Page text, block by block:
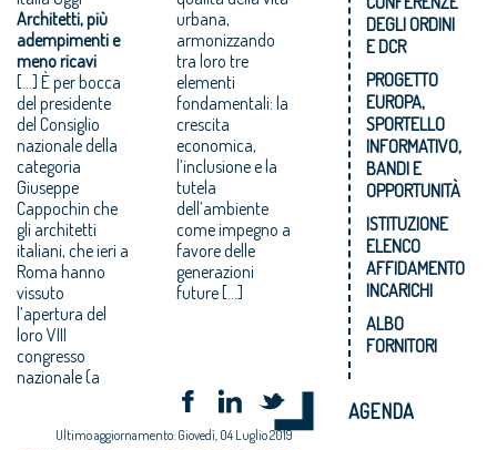
Architetti, più
adempimenti e
meno ricavi
[…] È per bocca
del presidente
del Consiglio
nazionale della
categoria
Giuseppe
Cappochin che
gli architetti
italiani, che ieri a
Roma hanno
vissuto
l’apertura del
loro VIII
congresso
nazionale (a
urbana,
armonizzando
tra loro tre
elementi
fondamentali: la
crescita
economica,
l’inclusione e la
tutela
dell’ambiente
come impegno a
favore delle
generazioni
future […]
Ultimo aggiornamento: Giovedì, 04 Luglio 2019
DEGLI ORDINI
E DCR
PROGETTO
EUROPA,
SPORTELLO
INFORMATIVO,
BANDI E
OPPORTUNITÀ
ISTITUZIONE
ELENCO
AFFIDAMENTO
INCARICHI
ALBO
FORNITORI
AGENDA